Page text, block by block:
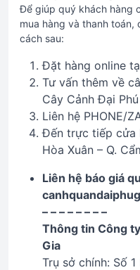
Để giúp quý khách hàng
mua hàng và thanh
cách sau:
Đặt hàng online
Tư vấn thêm về
Cây Cảnh Đại
Liên hệ PHONE/
Đến trực tiếp cửa
Hòa Xuân – Q.
Liên hệ báo giá
– – – – – – – –
Thông tin Công
Gia
Trụ sở chính: Số 1